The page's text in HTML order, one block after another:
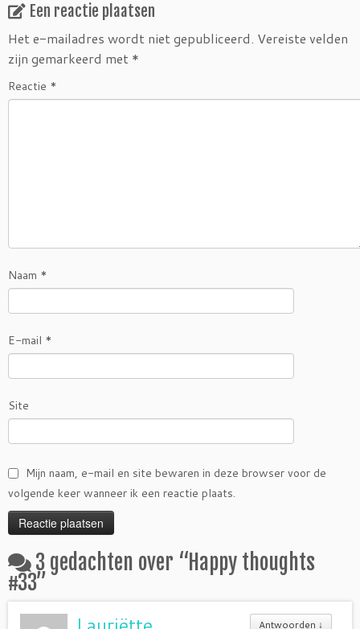
Een reactie plaatsen
Het e-mailadres wordt niet gepubliceerd. Vereiste velden
zijn gemarkeerd met *
Reactie *
Naam *
E-mail *
Site
Mijn naam, e-mail en site bewaren in deze browser voor de
volgende keer wanneer ik een reactie plaats.
3 gedachten over “Happy thoughts
#33”
Antwoorden ↓